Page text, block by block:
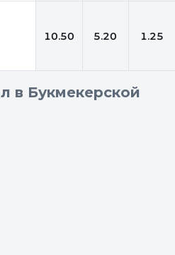
10.50 5.20 1.25
в Букмекерской